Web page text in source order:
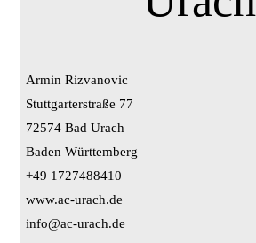
Armin Rizvanovic
Stuttgarterstraße 77
72574 Bad Urach
Baden Württemberg
+49 1727488410
www.ac-urach.de
info@ac-urach.de